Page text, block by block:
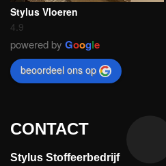
Stylus Vloeren
4.9
powered by Google
beoordeel ons op
CONTACT
Stylus Stoffeerbedrijf